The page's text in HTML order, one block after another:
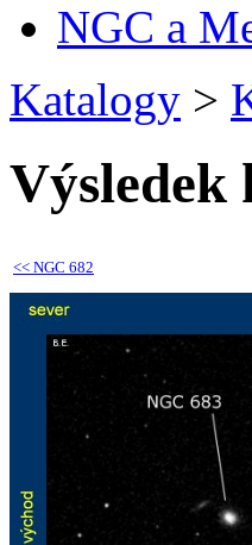
NGC a
Katalogy >
Výsledek
<< NGC 682